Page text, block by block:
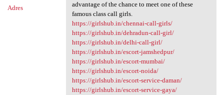
Adres
advantage of the chance to meet one of these
famous class call girls.
https://girlshub.in/chennai-call-girls/
https://girlshub.in/dehradun-call-girl/
https://girlshub.in/delhi-call-girl/
https://girlshub.in/escort-jamshedpur/
https://girlshub.in/escort-mumbai/
https://girlshub.in/escort-noida/
https://girlshub.in/escort-service-daman/
https://girlshub.in/escort-service-gaya/